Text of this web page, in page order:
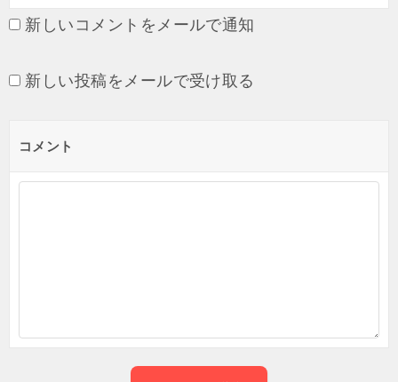
新しいコメントをメールで通知
新しい投稿をメールで受け取る
コメント